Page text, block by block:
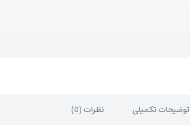
توضیحات تکمیلی نظرات (0)